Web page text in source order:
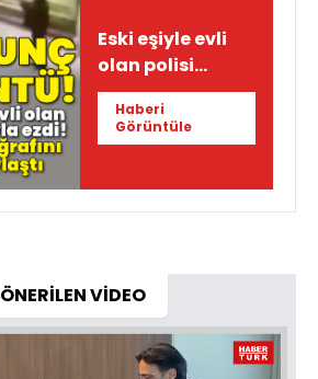
Eski eşiyle evli
olan polisi
aracıyla ezdi!
Haberi
Görüntüle
ÖNERİLEN VİDEO